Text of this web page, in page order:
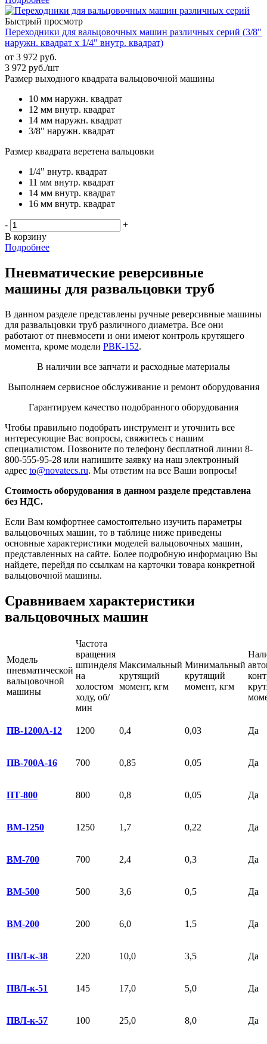
Быстрый просмотр
Переходники для вальцовочных машин различных серий (3/8"
наружн. квадрат х 1/4" внутр. квадрат)
от 3 972 руб.
3 972 руб./шт
Размер выходного квадрата вальцовочной машины
10 мм наружн. квадрат
12 мм внутр. квадрат
14 мм наружн. квадрат
3/8" наружн. квадрат
Размер квадрата веретена вальцовки
1/4" внутр. квадрат
11 мм внутр. квадрат
14 мм внутр. квадрат
16 мм внутр. квадрат
-
+
В корзину
Подробнее
Пневматические реверсивные
машины для развальцовки труб
В данном разделе представлены ручные реверсивные машины
для развальцовки труб различного диаметра. Все они
работают от пневмосети и они имеют контроль крутящего
момента, кроме модели РВК-152.
В наличии все запчати и расходные материалы
Выполняем сервисное обслуживание и ремонт оборудования
Гарантируем качество подобранного оборудования
Чтобы правильно подобрать инструмент и уточнить все
интересующие Вас вопросы, свяжитесь с нашим
специалистом. Позвоните по телефону бесплатной линии 8-
800-555-95-28 или напишите заявку на наш электронный
адрес to@novatecs.ru. Мы ответим на все Ваши вопросы!
Стоимость оборудования в данном разделе представлена
без НДС.
Если Вам комфортнее самостоятельно изучить параметры
вальцовочных машин, то в таблице ниже приведены
основные характеристики моделей вальцовочных машин,
представленных на сайте. Более подробную информацию Вы
найдете, перейдя по ссылкам на карточки товара конкретной
вальцовочной машины.
Сравниваем характеристики
вальцовочных машин
Модель
пневматической
вальцовочной
машины
Частота
вращения
шпинделя
на
холостом
ходу, об/
мин
Максимальный
крутящий
момент, кгм
Минимальный
крутящий
момент, кгм
ПВ-1200А-12 1200 0,4 0,03 Да
ПВ-700А-16 700 0,85 0,05 Да
ПТ-800 800 0,8 0,05 Да
ВМ-1250 1250 1,7 0,22 Да
ВМ-700 700 2,4 0,3 Да
ВМ-500 500 3,6 0,5 Да
ВМ-200 200 6,0 1,5 Да
ПВЛ-к-38 220 10,0 3,5 Да
ПВЛ-к-51 145 17,0 5,0 Да
ПВЛ-к-57 100 25,0 8,0 Да